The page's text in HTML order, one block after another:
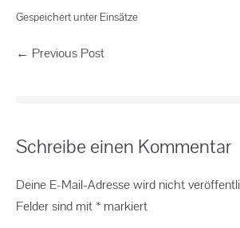
Gespeichert unter Einsätze
← Previous Post
Schreibe einen Kommentar
Deine E-Mail-Adresse wird nicht
Felder sind mit* markiert